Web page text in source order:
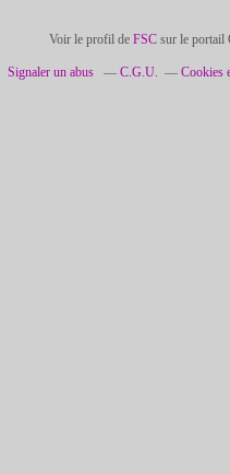
Voir le profil de FSCsur le portail
Signaler un abus C.G.U. Cookies